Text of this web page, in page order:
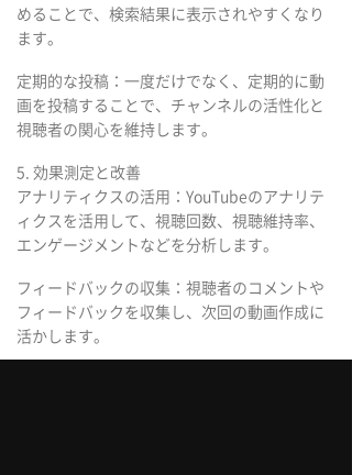
めることで、検索結果に表示されやすくなり
ます。
定期的な投稿：一度だけでなく、定期的に動
画を投稿することで、チャンネルの活性化と
視聴者の関心を維持します。
5. 効果測定と改善
アナリティクスの活用：YouTubeのアナリテ
ィクスを活用して、視聴回数、視聴維持率、
エンゲージメントなどを分析します。
フィードバックの収集：視聴者のコメントや
フィードバックを収集し、次回の動画作成に
活かします。